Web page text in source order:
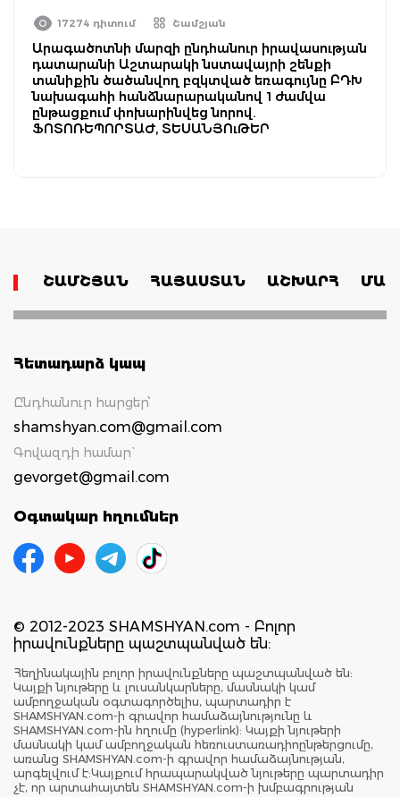
17274 դիտում Շամշյան
Արագածոտնի մարզի ընդհանուր իրավասության
դատարանի Աշտարակի նստավայրի շենքի
տանիքին ծածանվող բզկտված եռագույնը ԲԴԽ
նախագահի հանձնարարականով 1 ժամվա
ընթացքում փոխարինվեց նորով.
ՖՈՏՈՌԵՊՈՐՏԱԺ, ՏԵՍԱՆՅՈւԹԵՐ
ՇԱՄՇՅԱՆ ՀԱՅԱՍՏԱՆ ԱՇԽԱՐՀ
Հետադարձ կապ
Ընդհանուր հարցեր՝
shamshyan.com@gmail.com
Գովազդի համար`
gevorget@gmail.com
Օգտակար հղումներ
© 2012-2023 SHAMSHYAN.com - Բոլոր
իրավունքները պաշտպանված են:
Հեղինակային բոլոր իրավունքները պաշտպանված են:
Կայքի նյութերը և լուսանկարները, մասնակի կամ
ամբողջական օգտագործելիս, պարտադիր է
SHAMSHYAN.com-ի գրավոր համաձայնությունը և
SHAMSHYAN.com-ին հղումը (hyperlink): Կայքի նյութերի
մասնակի կամ ամբողջական հեռուստառադիոընթերցումը,
առանց SHAMSHYAN.com-ի գրավոր համաձայնության,
արգելվում է:Կայքում հրապարակված նյութերը պարտադիր
չէ, որ արտահայտեն SHAMSHYAN.com-ի խմբագրության